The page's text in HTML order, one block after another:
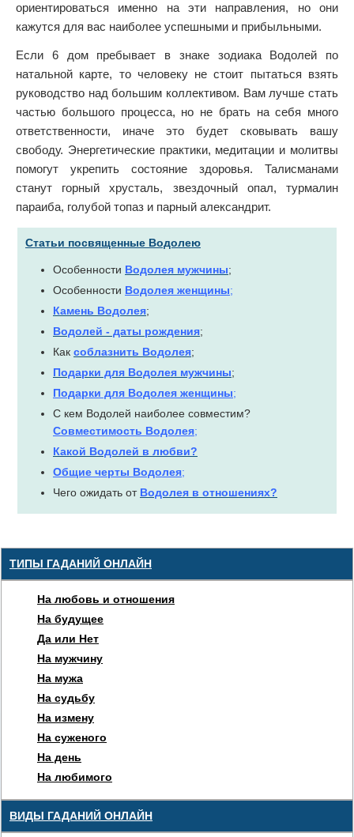
ориентироваться именно на эти направления, но они
кажутся для вас наиболее успешными и прибыльными.
Если 6 дом пребывает в знаке зодиака Водолей по
натальной карте, то человеку не стоит пытаться взять
руководство над большим коллективом. Вам лучше стать
частью большого процесса, но не брать на себя много
ответственности, иначе это будет сковывать вашу
свободу. Энергетические практики, медитации и молитвы
помогут укрепить состояние здоровья. Талисманами
станут горный хрусталь, звездочный опал, турмалин
параиба, голубой топаз и парный александрит.
Статьи посвященные Водолею
Особенности Водолея мужчины;
Особенности Водолея женщины;
Камень Водолея;
Водолей - даты рождения;
Как соблазнить Водолея;
Подарки для Водолея мужчины;
Подарки для Водолея женщины;
С кем Водолей наиболее совместим?
Совместимость Водолея;
Какой Водолей в любви?
Общие черты Водолея;
Чего ожидать от Водолея в отношениях?
ТИПЫ ГАДАНИЙ ОНЛАЙН
На любовь и отношения
На будущее
Да или Нет
На мужчину
На мужа
На судьбу
На измену
На суженого
На день
На любимого
ВИДЫ ГАДАНИЙ ОНЛАЙН